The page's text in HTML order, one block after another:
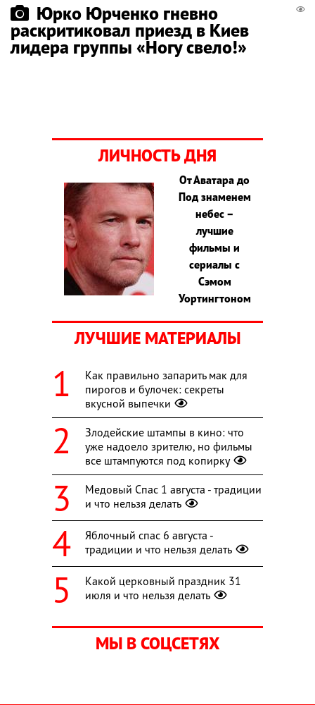
Юрко Юрченко гневно
раскритиковал приезд в Киев
лидера группы «Ногу свело!»
ЛИЧНОСТЬ ДНЯ
От Аватара до
Под знаменем
небес –
лучшие
фильмы и
сериалы с
Сэмом
Уортингтоном
ЛУЧШИЕ МАТЕРИАЛЫ
Как правильно запарить мак для
пирогов и булочек: секреты
вкусной выпечки
Злодейские штампы в кино: что
уже надоело зрителю, но фильмы
все штампуются под копирку
Медовый Спас 1 августа - традиции
и что нельзя делать
Яблочный спас 6 августа -
традиции и что нельзя делать
Какой церковный праздник 31
июля и что нельзя делать
МЫ В СОЦСЕТЯХ